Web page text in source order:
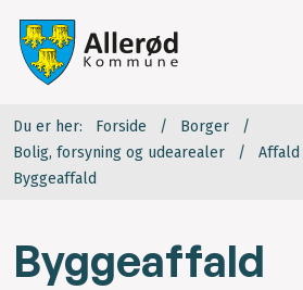
Du er her: Forside
Borger
Bolig, forsyning og udearealer
Byggeaffald
Byggeaffald